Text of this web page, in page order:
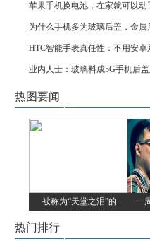
苹果手机换电池，在家就可以动
为什么手机多为玻璃后盖，金属
HTC智能手表真任性：不用安卓
业内人士：玻璃料成5G手机后
热图要闻
被称为“天堂之泪”的 一
热门排行